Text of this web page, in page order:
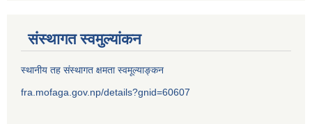
संस्थागत स्वमुल्यांकन
स्थानीय तह संस्थागत क्षमता स्वमूल्याङ्कन
fra.mofaga.gov.np/details?gnid=60607